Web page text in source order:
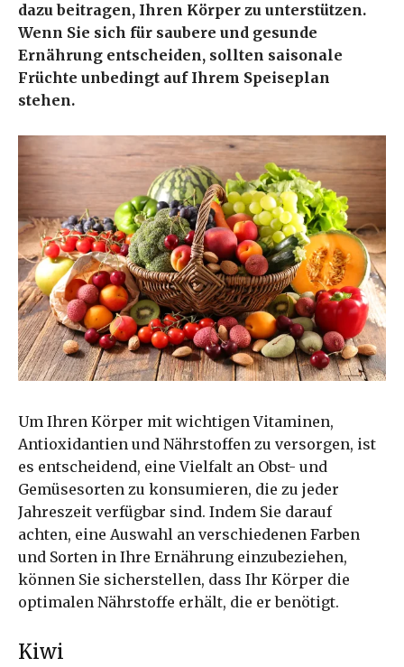
dazu beitragen, Ihren Körper zu unterstützen.
Wenn Sie sich für saubere und gesunde
Ernährung entscheiden, sollten saisonale
Früchte unbedingt auf Ihrem Speiseplan
stehen.
Um Ihren Körper mit wichtigen Vitaminen,
Antioxidantien und Nährstoffen zu versorgen, ist
es entscheidend, eine Vielfalt an Obst- und
Gemüsesorten zu konsumieren, die zu jeder
Jahreszeit verfügbar sind. Indem Sie darauf
achten, eine Auswahl an verschiedenen Farben
und Sorten in Ihre Ernährung einzubeziehen,
können Sie sicherstellen, dass Ihr Körper die
optimalen Nährstoffe erhält, die er benötigt.
Kiwi